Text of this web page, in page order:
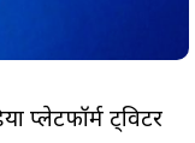
प्लेटफॉर्म ट्विटर